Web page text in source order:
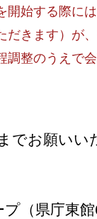
開始する際に
きます）が
調整のうえで
でお願いい
（県庁東館